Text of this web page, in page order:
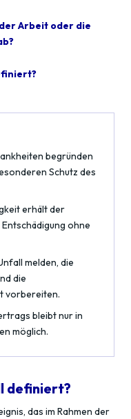
Arbeit oder die
begründen
Schutz des
erhält der
ohne
melden, die
die
vorbereiten.
bleibt nur in
möglich.
definiert?
das im Rahmen der